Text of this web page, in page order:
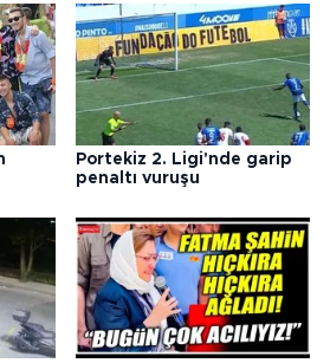
Portekiz 2. Ligi'nde garip
penaltı vuruşu